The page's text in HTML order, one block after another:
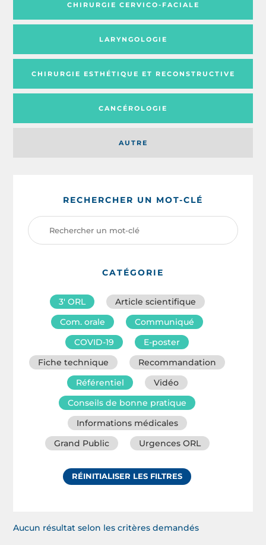
CHIRURGIE CERVICO-FACIALE
AUTRE
LARYNGOLOGIE
CHIRURGIE ESTHÉTIQUE ET RECONSTRUCTIVE
CANCÉROLOGIE
RECHERCHER UN MOT-CLÉ
CATÉGORIE
3′ ORL
Article scientifique
Com. orale
Communiqué
COVID-19
E-poster
Fiche technique
Recommandation
Référentiel
Vidéo
Conseils de bonne pratique
Informations médicales
Grand Public
Urgences ORL
RÉINITIALISER LES FILTRES
Aucun résultat selon les critères demandés